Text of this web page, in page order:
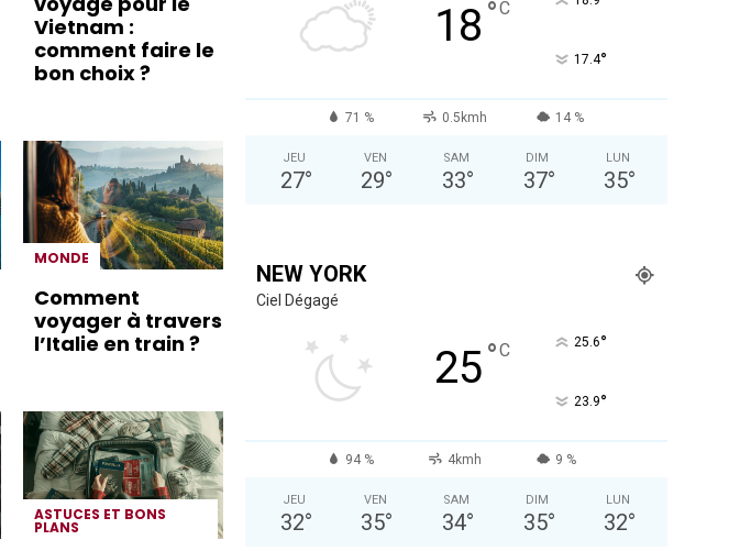
Vietnam :
comment faire le
bon choix ?
MONDE
Comment
voyager à travers
l’Italie en train ?
ASTUCES ET BONS
PLANS
18 °C
17.4°
71 % 0.5kmh 14 %
JEU
27°
VEN
29°
SAM
33°
DIM
37°
LUN
35°
NEW YORK
Ciel Dégagé
25°C 25.6°
23.9°
94 % 4kmh 9 %
JEU
32°
VEN
35°
SAM
34°
DIM
35°
LUN
32°